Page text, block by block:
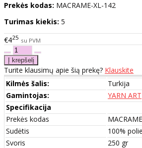
Prekės kodas: MACRAME-XL-142
Turimas kiekis: 5
€425 su PVM
Turite klausimų apie šią prekę? Klauskite
Kilmės šalis:
Turkija
Gamintojas:
YARN ART
Specifikacija
Prekės kodas
Sudėtis
100%
Svoris
250 gr